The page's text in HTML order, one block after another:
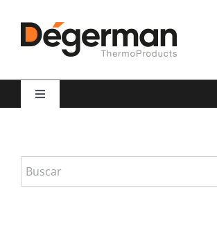
contenido
Toggle
Hospitales